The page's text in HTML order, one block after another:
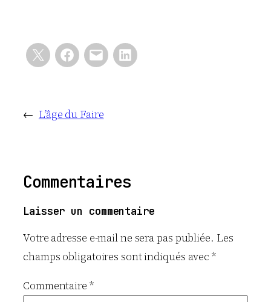
← L’âge du Faire
Commentaires
Laisser un commentaire
Votre adresse e-mail ne sera pas publiée. Les
champs obligatoires sont indiqués avec*
Commentaire *